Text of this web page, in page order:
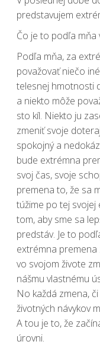
predstavujem
Čo je to podľa mňa
Podľa mňa, za
považovať niečo
telesnej hmotnosti
a niekto môže
sto kíl. Niekto ju
zmeniť svoje
spokojný a
bude extrémna
svoj čas, svoje
premena to, že sa
túžime po tej
tom, aby sme sa
predstáv. Je to
extrémna premena
vo svojom živote
nášmu vlastnému
No každá zmena,
životných návykov
A tou je to, že
úrovni.